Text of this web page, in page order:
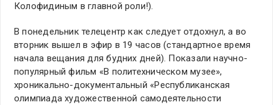
Колофидиным в главной роли!).
В понедельник телецентр как следует отдохнул, а во
вторник вышел в эфир в 19 часов (стандартное время
начала вещания для будних дней). Показали научно-
популярный фильм «В политехническом музее»,
хроникально-документальный «Республиканская
олимпиада художественной самодеятельности